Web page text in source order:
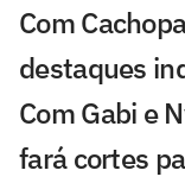
Com
destaques
Com Gabi e
fará cortes